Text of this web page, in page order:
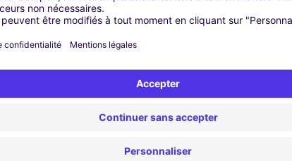
Rechercher
Voir l'offre